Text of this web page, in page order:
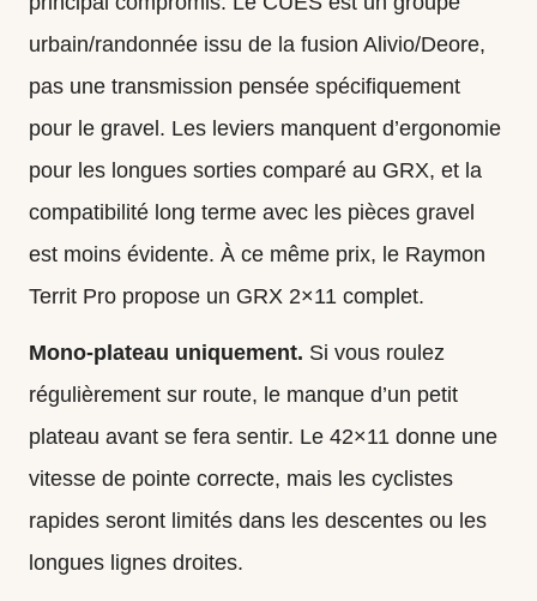
urbain/randonnée issu de la fusion Alivio/Deore,
pas une transmission pensée spécifiquement
pour le gravel. Les leviers manquent d’ergonomie
pour les longues sorties comparé au GRX, et la
compatibilité long terme avec les pièces gravel
est moins évidente. À ce même prix, le Raymon
Territ Pro propose un GRX 2×11 complet.
Mono-plateau uniquement. Si vous roulez
régulièrement sur route, le manque d’un petit
plateau avant se fera sentir. Le 42×11 donne une
vitesse de pointe correcte, mais les cyclistes
rapides seront limités dans les descentes ou les
longues lignes droites.